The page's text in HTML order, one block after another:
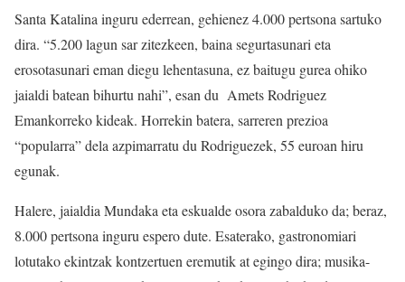
Santa Katalina inguru ederrean, gehienez 4.000 pertsona sartuko
dira. “5.200 lagun sar zitezkeen, baina segurtasunari eta
erosotasunari eman diegu lehentasuna, ez baitugu gurea ohiko
jaialdi batean bihurtu nahi”, esan du Amets Rodriguez
Emankorreko kideak. Horrekin batera, sarreren prezioa
“popularra” dela azpimarratu du Rodriguezek, 55 euroan hiru
egunak.
Halere, jaialdia Mundaka eta eskualde osora zabalduko da; beraz,
8.000 pertsona inguru espero dute. Esaterako, gastronomiari
lotutako ekintzak kontzertuen eremutik at egingo dira; musika-